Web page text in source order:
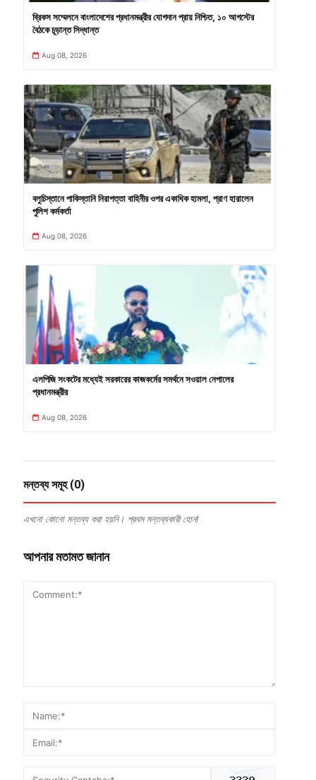
ব্রিকস সম্মেলনে বাংলাদেশের প্রধানমন্ত্রীর যোগদান প্রায় নিশ্চিত, ১০ আগস্টের
বৈঠকে চূড়ান্ত সিদ্ধান্ত
Aug 08, 2026
বলুচিস্তানে পাকিস্তানি নিরাপত্তা বাহিনীর ওপর একাধিক হামলা, প্রাণ হারালেন
পুলিশ কর্মকর্তা
Aug 08, 2026
এলপিজি সংকটের মধ্যেই সরকারের কাজকর্মের সমর্থনে সওয়াল নেপালের
প্রধানমন্ত্রীর
Aug 08, 2026
মন্তব্য সমূহ (0)
এখনো কোনো মন্তব্য করা হয়নি। প্রথম মন্তব্যকারী হোন!
আপনার মতামত জানান